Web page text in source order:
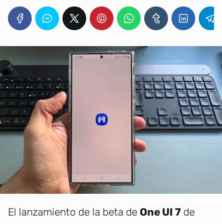
El lanzamiento de la beta de One UI 7 de